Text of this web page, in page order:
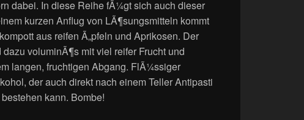
dabei. In diese Reihe fÃ¼gt sich auch dieser
kurzen Anflug von LÃ¶sungsmitteln kommt
aus reifen Ã„pfeln und Aprikosen. Der
voluminÃ¶s mit viel reifer Frucht und
langen, fruchtigen Abgang. FlÃ¼ssiger
der auch direkt nach einem Teller Antipasti
kann. Bombe!